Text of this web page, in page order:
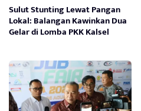
Sulut Stunting Lewat Pangan
Lokal: Balangan Kawinkan Dua
Gelar di Lomba PKK Kalsel